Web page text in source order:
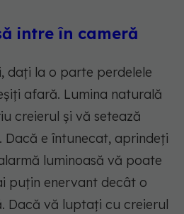
intre în cameră
dați la o parte perdelele
afară. Lumina naturală
creierul și vă setează
Dacă e întunecat, aprindeți
luminoasă vă poate
puțin enervant decât o
Dacă vă luptați cu creierul